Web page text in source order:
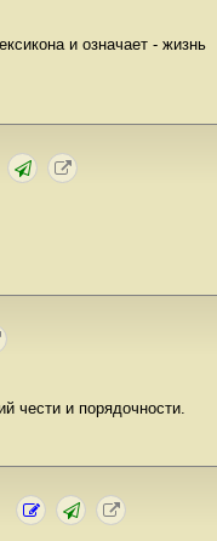
и означает - жизнь
чести и порядочности.